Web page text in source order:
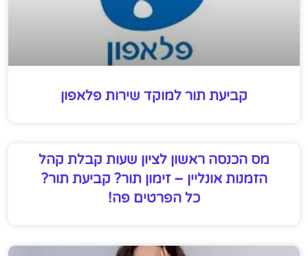
קביעת תור למוקד שירות פלאפון
מס הכנסה ראשון לציון שעות קבלת קהל
הזמנות אונליין – זימון תור? קביעת תור?
כל הפרטים פה!